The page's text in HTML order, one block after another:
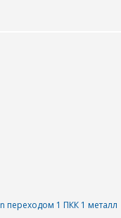
1 ПКК 1 металл